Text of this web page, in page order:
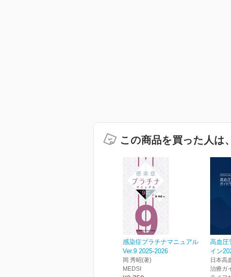
この商品を買った人は
感染症プラチナマニュアル
Ver.9 2025-2026
岡 秀昭(著)
MEDSI
高血圧
イン
日本高
治療ガ